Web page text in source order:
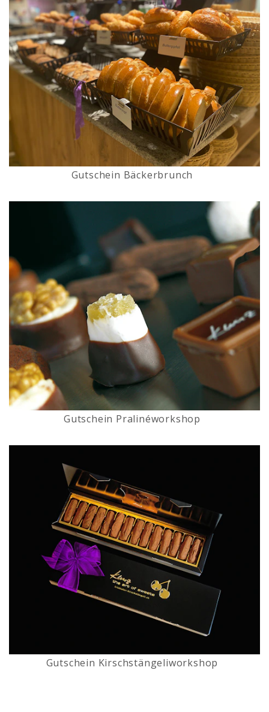
Gutschein Bäckerbrunch
Gutschein Pralinéworkshop
Gutschein Kirschstängeliworkshop